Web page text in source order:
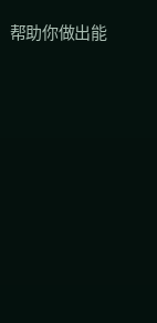
帮助你做出能